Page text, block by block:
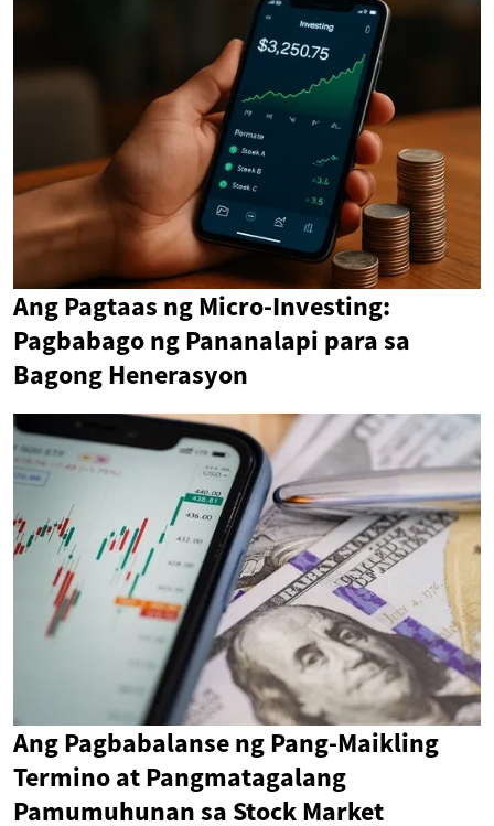
Ang Pagtaas ng Micro-Investing:
Pagbabago ng Pananalapi para sa
Bagong Henerasyon
Ang Pagbabalanse ng Pang-Maikling
Termino at Pangmatagalang
Pamumuhunan sa Stock Market